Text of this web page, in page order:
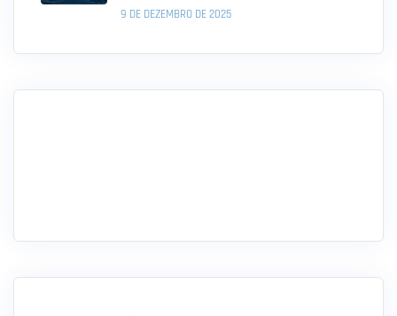
9 DE DEZEMBRO DE 2025